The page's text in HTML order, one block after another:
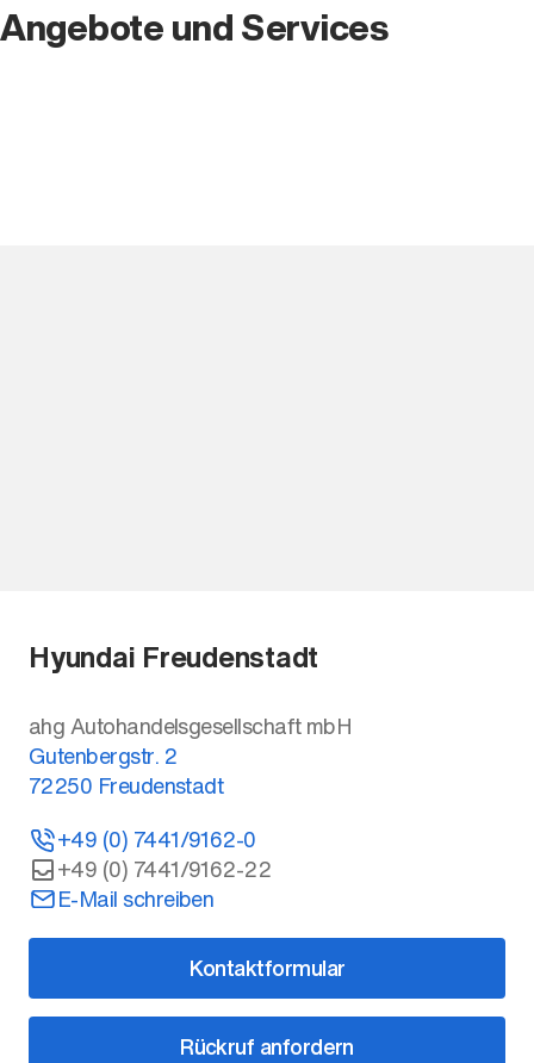
Angebote und Services
Hyundai Freudenstadt
ahg Autohandelsgesellschaft mbH
Gutenbergstr. 2
72250 Freudenstadt
+49 (0) 7441/9162-0
+49 (0) 7441/9162-22
E-Mail schreiben
Kontaktformular
Rückruf anfordern